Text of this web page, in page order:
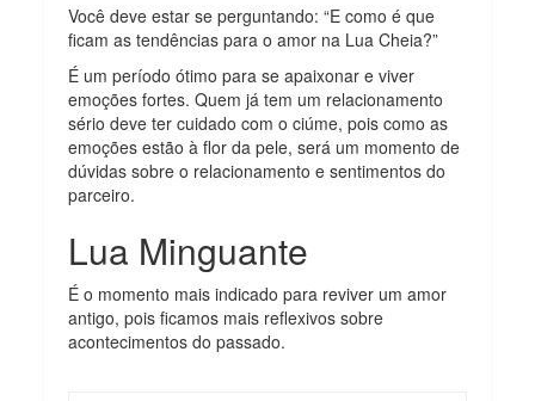
Você deve estar se perguntando: “E como é que
ficam as tendências para o amor na Lua Cheia?”
É um período ótimo para se apaixonar e viver
emoções fortes. Quem já tem um relacionamento
sério deve ter cuidado com o ciúme, pois como as
emoções estão à flor da pele, será um momento de
dúvidas sobre o relacionamento e sentimentos do
parceiro.
Lua Minguante
É o momento mais indicado para reviver um amor
antigo, pois ficamos mais reflexivos sobre
acontecimentos do passado.